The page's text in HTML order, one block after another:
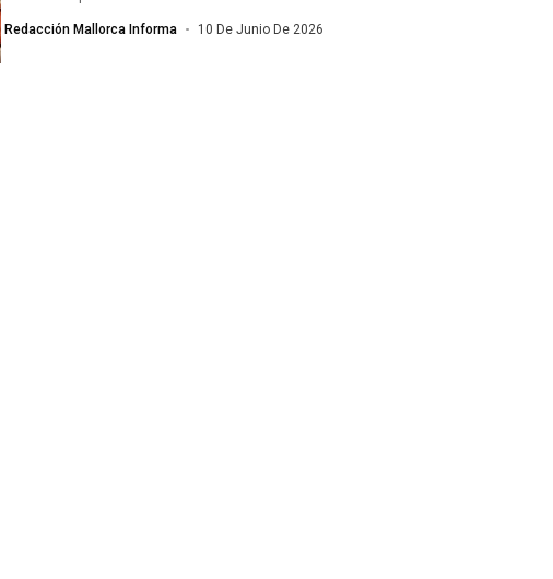
Redacción Mallorca Informa 10 De Junio De 2026